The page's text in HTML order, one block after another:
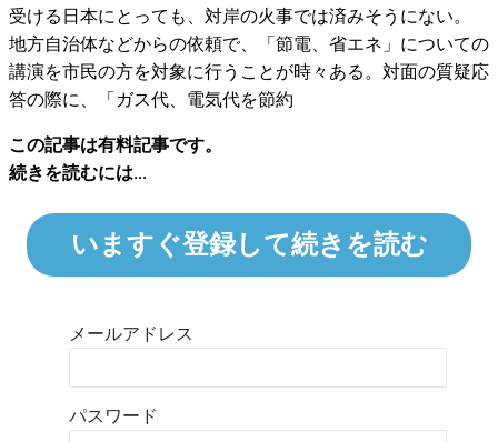
受ける日本にとっても、対岸の火事では済みそうにない。
地方自治体などからの依頼で、「節電、省エネ」についての
講演を市民の方を対象に行うことが時々ある。対面の質疑応
答の際に、「ガス代、電気代を節約
この記事は有料記事です。
続きを読むには...
いますぐ登録して続きを読む
メールアドレス
パスワード